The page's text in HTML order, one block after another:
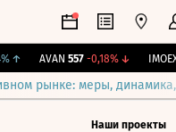
↑ AVAN 557 -0,18%↓ IMOEX
рынке: меры, динамика,
Наши проекты